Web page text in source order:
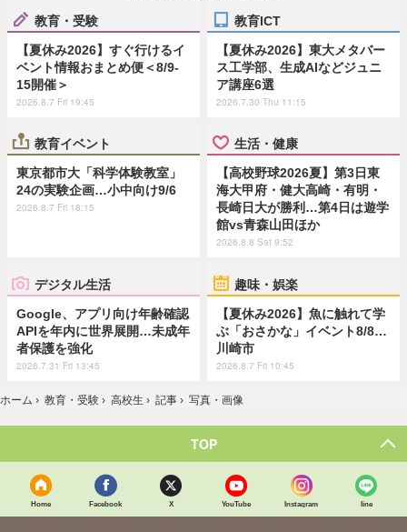
教育・受験
【夏休み2026】すぐ行けるイ
ベント情報おまとめ便＜8/9-
15開催＞
2026.8.7 Fri 19:45
教育ICT
【夏休み2026】東大メタバー
ス工学部、生成AIなどジュニ
ア講座6選
2026.7.30 Thu 11:15
教育イベント
東京都市大「科学体験教室」
24の実験企画…小中向け9/6
2026.8.7 Fri 18:15
生活・健康
【高校野球2026夏】第3日東
海大甲府・健大高崎・有明・
長崎日大が勝利…第4日は遊学
館vs青森山田ほか
2026.8.8 Sat 9:52
デジタル生活
Google、アプリ向け年齢確認
APIを年内に世界展開…未成年
者保護を強化
2026.7.31 Fri 13:45
趣味・娯楽
【夏休み2026】魚に触れて学
ぶ「おさかな」イベント8/8…
川崎市
2026.8.7 Fri 10:45
ホーム › 教育・受験 › 高校生 › 記事 › 写真・画像
TOP
Home Facebook X YouTube Instagram line